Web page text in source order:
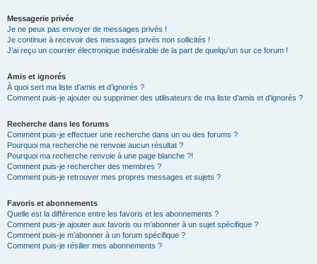
Messagerie privée
Je ne peux pas envoyer de messages privés !
Je continue à recevoir des messages privés non sollicités !
J’ai reçu un courrier électronique indésirable de la part de quelqu’un sur ce forum !
Amis et ignorés
À quoi sert ma liste d’amis et d’ignorés ?
Comment puis-je ajouter ou supprimer des utilisateurs de ma liste d’amis et d’ignorés ?
Recherche dans les forums
Comment puis-je effectuer une recherche dans un ou des forums ?
Pourquoi ma recherche ne renvoie aucun résultat ?
Pourquoi ma recherche renvoie à une page blanche ?!
Comment puis-je rechercher des membres ?
Comment puis-je retrouver mes propres messages et sujets ?
Favoris et abonnements
Quelle est la différence entre les favoris et les abonnements ?
Comment puis-je ajouter aux favoris ou m’abonner à un sujet spécifique ?
Comment puis-je m’abonner à un forum spécifique ?
Comment puis-je résilier mes abonnements ?